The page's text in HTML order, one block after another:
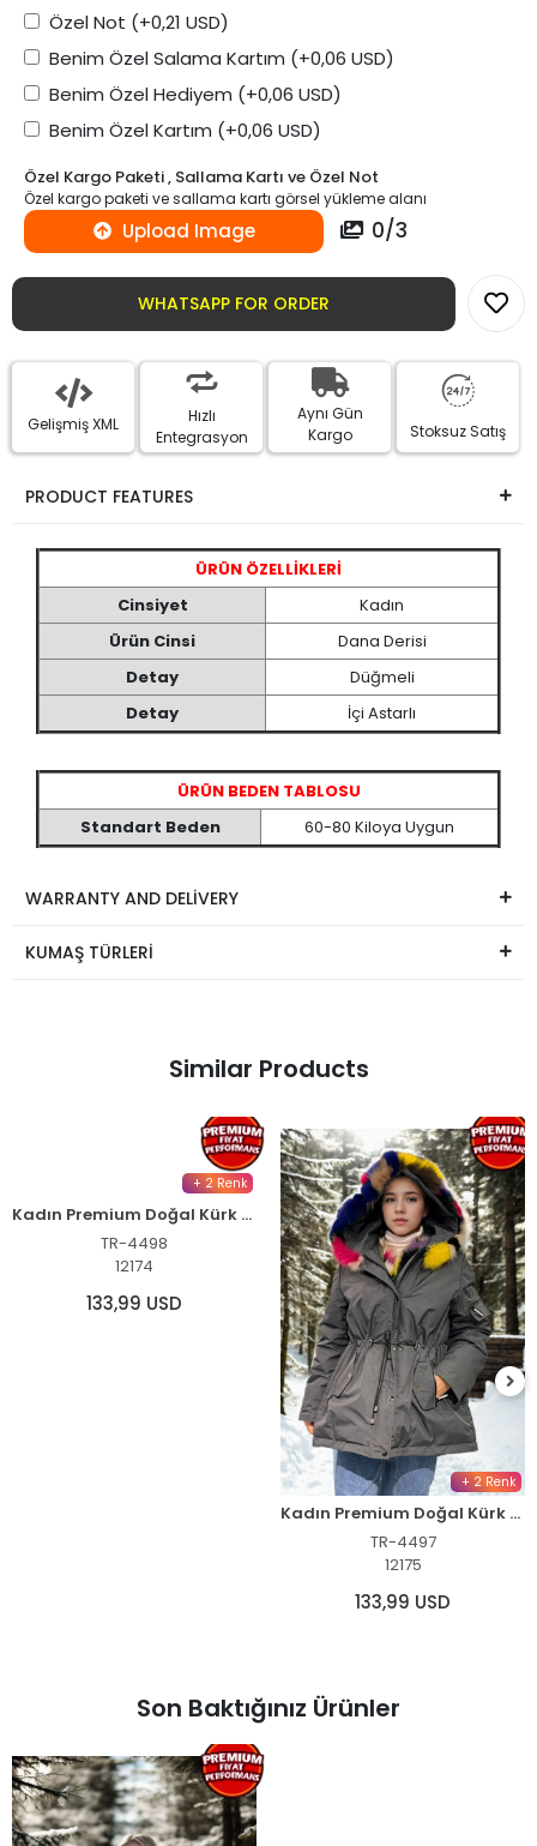
Özel Not (+0,21 USD)
Benim Özel Salama Kartım (+0,06 USD)
Benim Özel Hediyem (+0,06 USD)
Benim Özel Kartım (+0,06 USD)
Özel Kargo Paketi , Sallama Kartı ve Özel Not
Özel kargo paketi ve sallama kartı görsel yükleme alanı
Upload Image 0/3
WHATSAPP FOR ORDER
Gelişmiş XML
Hızlı
Entegrasyon
Aynı Gün
Kargo
Stoksuz Satış
PRODUCT FEATURES
ÜRÜN ÖZELLİKLERİ
Cinsiyet
Kadın
Ürün Cinsi
Dana Derisi
Detay
Düğmeli
Detay
İçi Astarlı
ÜRÜN BEDEN TABLOSU
Standart Beden
60-80 Kiloya Uygun
WARRANTY AND DELİVERY
KUMAŞ TÜRLERİ
Similar Products
+ 2 Renk
Kadın Premium Doğal Kürk Su Geçirmez Kapüşonlu Mont - Haki
TR-4498
12174
133,99 USD
+ 2 Renk
Kadın Premium Doğal Kürk Su Geçirmez Kapüşonlu Mont - Füme
TR-4497
12175
133,99 USD
Son Baktığınız Ürünler